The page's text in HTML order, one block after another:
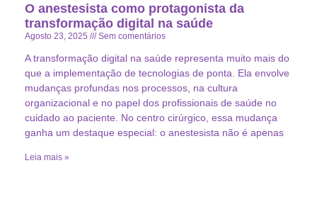
O anestesista como protagonista da
transformação digital na saúde
Agosto 23, 2025 Sem comentários
A transformação digital na saúde representa muito mais do
que a implementação de tecnologias de ponta. Ela envolve
mudanças profundas nos processos, na cultura
organizacional e no papel dos profissionais de saúde no
cuidado ao paciente. No centro cirúrgico, essa mudança
ganha um destaque especial: o anestesista não é apenas
Leia mais »